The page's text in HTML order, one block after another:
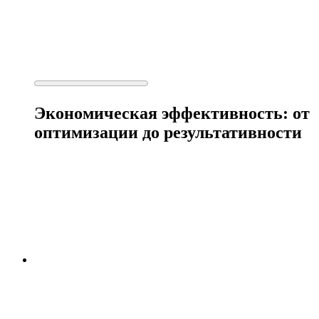
Экономическая эффективность: от
оптимизации до результативности